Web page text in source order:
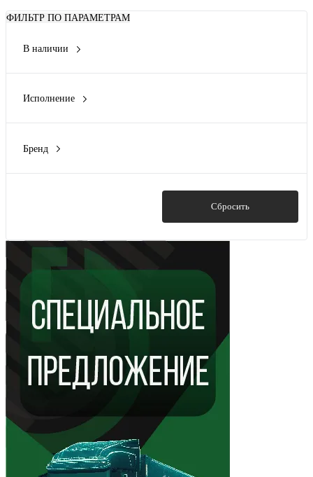
ФИЛЬТР ПО ПАРАМЕТРАМ
В наличии
Исполнение
Бренд
Сбросить